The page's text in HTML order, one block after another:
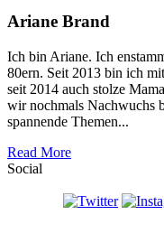
Ariane Brand
Ich bin Ariane. Ich
80ern. Seit 2013 bin ich
seit 2014 auch stolze
wir nochmals Nachwuchs
spannende Themen...
Read More
Social